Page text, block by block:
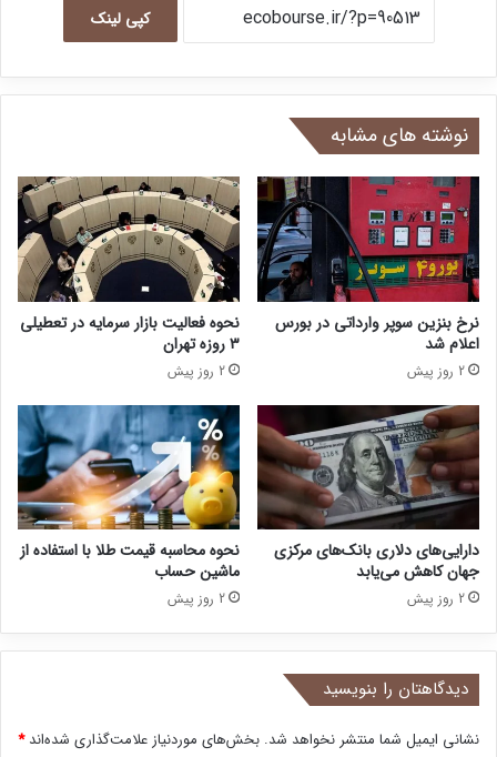
کپی لینک
نوشته های مشابه
نرخ بنزین سوپر وارداتی در بورس
اعلام شد
2 روز پیش
نحوه فعالیت بازار سرمایه در تعطیلی
۳ روزه تهران
2 روز پیش
دارایی‌های دلاری بانک‌های مرکزی
جهان کاهش می‌یابد
2 روز پیش
نحوه محاسبه قیمت طلا با استفاده از
ماشین حساب
2 روز پیش
دیدگاهتان را بنویسید
نشانی ایمیل شما منتشر نخواهد شد. بخش‌های موردنیاز علامت‌گذاری شده‌اند*